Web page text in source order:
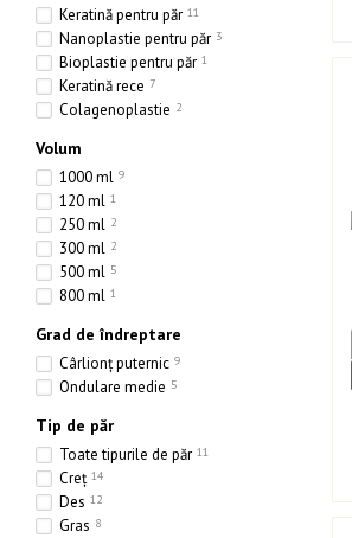
Keratină pentru păr 11
Nanoplastie pentru păr 3
Bioplastie pentru păr 1
Keratină rece 7
Colagenoplastie 2
Volum
1000 ml 9
120 ml 1
250 ml 2
300 ml 2
500 ml 5
800 ml 1
Grad de îndreptare
Cârlionț puternic 9
Ondulare medie 5
Tip de păr
Toate tipurile de păr 11
Creț 14
Des 12
Gras 8